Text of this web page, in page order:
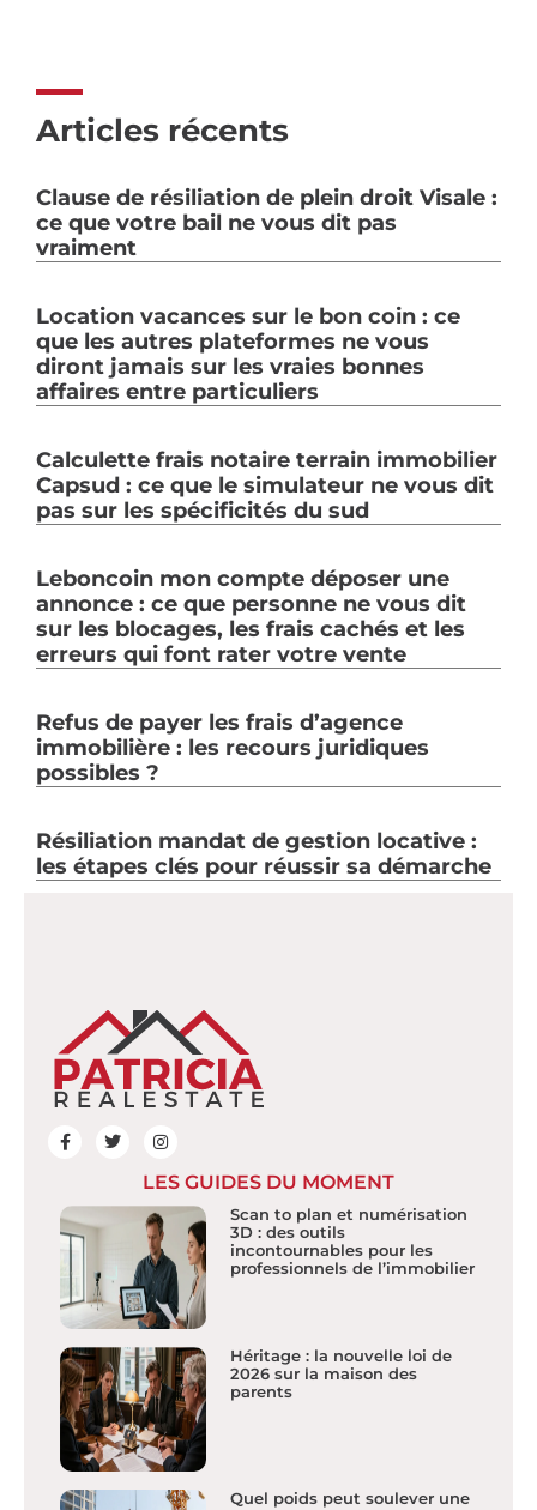
Articles récents
Clause de résiliation de plein droit Visale :
ce que votre bail ne vous dit pas
vraiment
Location vacances sur le bon coin : ce
que les autres plateformes ne vous
diront jamais sur les vraies bonnes
affaires entre particuliers
Calculette frais notaire terrain immobilier
Capsud : ce que le simulateur ne vous dit
pas sur les spécificités du sud
Leboncoin mon compte déposer une
annonce : ce que personne ne vous dit
sur les blocages, les frais cachés et les
erreurs qui font rater votre vente
Refus de payer les frais d’agence
immobilière : les recours juridiques
possibles ?
Résiliation mandat de gestion locative :
les étapes clés pour réussir sa démarche
LES GUIDES DU MOMENT
Scan to plan et numérisation
3D : des outils
incontournables pour les
professionnels de l’immobilier
Héritage : la nouvelle loi de
2026 sur la maison des
parents
Quel poids peut soulever une